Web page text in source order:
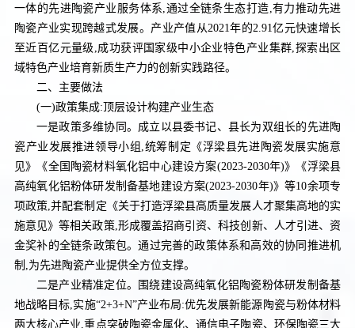
一体的先进陶瓷产业服务体系,通过全链条生态打造,有力推动先进
陶瓷产业实现跨越式发展。产业产值从2021年的2.91亿元快速增长
至近百亿元量级,成功获评国家级中小企业特色产业集群,探索出区
域特色产业培育新质生产力的创新实践路径。
二、主要做法
(一)政策集成:顶层设计构建产业生态
一是政策多维协同。成立以县委书记、县长为双组长的先进陶
瓷产业发展推进领导小组,统筹制定《浮梁县先进陶瓷发展实施意
见》《全国陶瓷材料氧化铝中心建设方案(2023-2030年)》《浮梁县
高纯氧化铝粉体研发制备基地建设方案(2023-2030年)》等10余项专
项政策,并配套制定《关于打造浮梁县高质量发展人才聚集高地的实
施意见》等相关政策,形成覆盖招商引资、科技创新、人才引进、资
金奖补的全链条政策包。通过完善的政策体系和高效的协同推进机
制,为先进陶瓷产业提供全方位支撑。
二是产业精准定位。围绕建设高纯氧化铝陶瓷粉体研发制备基
地战略目标,实施“2+3+N”产业布局:优先发展新能源陶瓷与粉体材料
两大核心产业,重点突破陶瓷金属化、通信电子陶瓷、环保陶瓷三大